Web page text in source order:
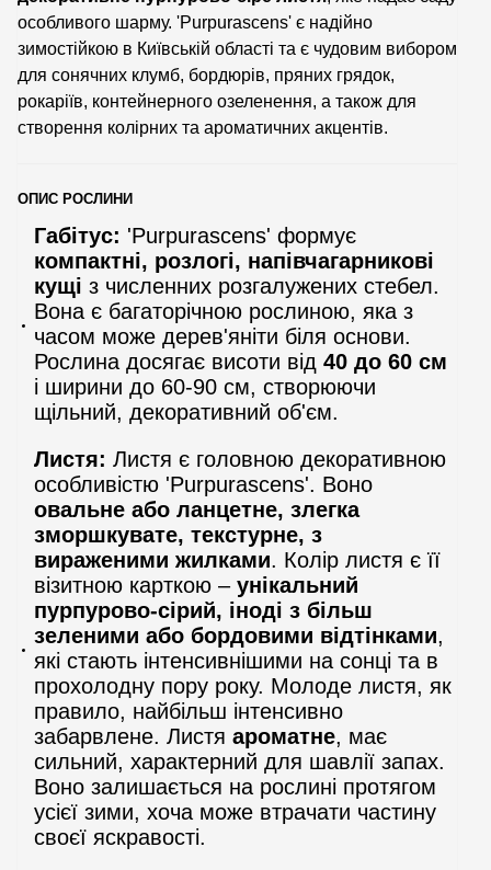
особливого шарму. 'Purpurascens' є надійно
зимостійкою в Київській області та є чудовим вибором
для сонячних клумб, бордюрів, пряних грядок,
рокаріїв, контейнерного озеленення, а також для
створення колірних та ароматичних акцентів.
ОПИС РОСЛИНИ
Габітус: 'Purpurascens' формує
компактні, розлогі, напівчагарникові
кущі з численних розгалужених стебел.
Вона є багаторічною рослиною, яка з
часом може дерев'яніти біля основи.
Рослина досягає висоти від 40 до 60 см
і ширини до 60-90 см, створюючи
щільний, декоративний об'єм.
Листя: Листя є головною декоративною
особливістю 'Purpurascens'. Воно
овальне або ланцетне, злегка
зморшкувате, текстурне, з
вираженими жилками. Колір листя є її
візитною карткою – унікальний
пурпурово-сірий, іноді з більш
зеленими або бордовими відтінками,
які стають інтенсивнішими на сонці та в
прохолодну пору року. Молоде листя, як
правило, найбільш інтенсивно
забарвлене. Листя ароматне, має
сильний, характерний для шавлії запах.
Воно залишається на рослині протягом
усієї зими, хоча може втрачати частину
своєї яскравості.